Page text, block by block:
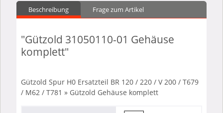
Beschreibung Frage zum Artikel
"Gützold 31050110-01 Gehäuse
komplett"
Gützold Spur H0 Ersatzteil BR 120 / 220 / V 200 / T679
/ M62 / T781 » Gützold Gehäuse komplett